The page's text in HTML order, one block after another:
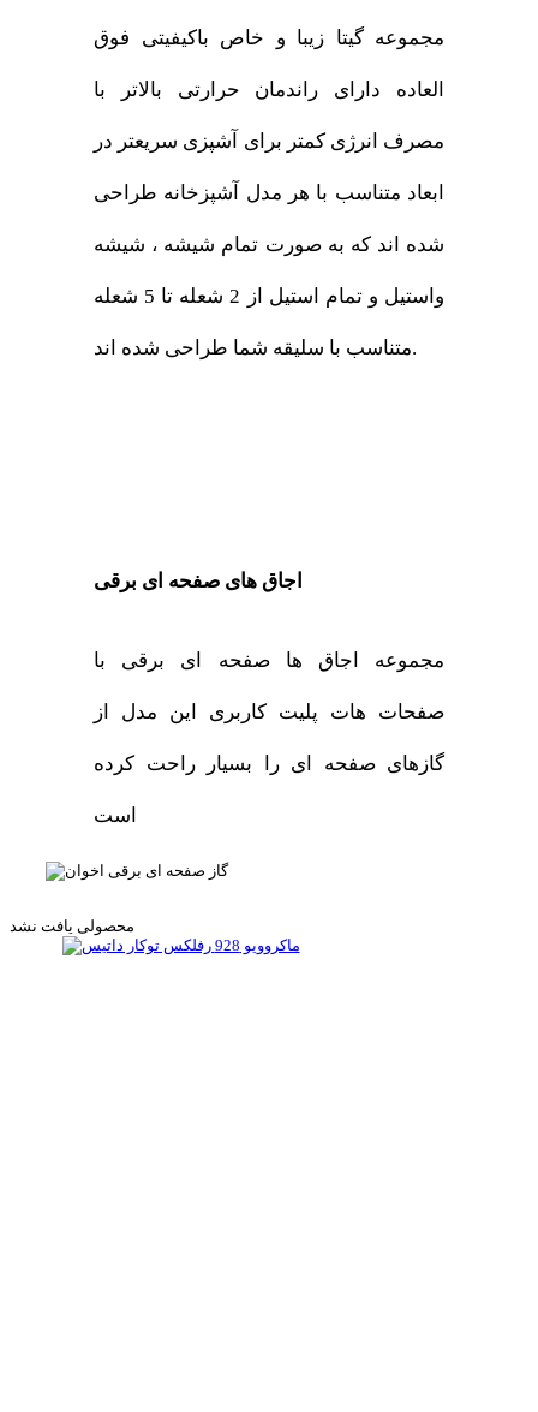
مجموعه گیتا زیبا و خاص باکیفیتی فوق
العاده دارای راندمان حرارتی بالاتر با
مصرف انرژی کمتر برای آشپزی سریعتر در
ابعاد متناسب با هر مدل آشپزخانه طراحی
شده اند که به صورت تمام شیشه ، شیشه
واستیل و تمام استیل از 2 شعله تا 5 شعله
متناسب با سلیقه شما طراحی شده اند.
اجاق های صفحه ای برقی
مجموعه اجاق ها صفحه ای برقی با
صفحات هات پلیت کاربری این مدل از
گازهای صفحه ای را بسیار راحت کرده
است
محصولی یافت نشد